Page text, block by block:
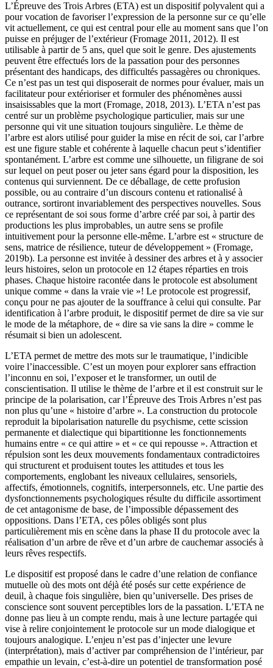
L’Épreuve des Trois Arbres (ETA) est un dispositif polyvalent qui a
pour vocation de favoriser l’expression de la personne sur ce qu’elle
vit actuellement, ce qui est central pour elle au moment sans que l’on
puisse en préjuger de l’extérieur (Fromage 2011, 2012). Il est
utilisable à partir de 5 ans, quel que soit le genre. Des ajustements
peuvent être effectués lors de la passation pour des personnes
présentant des handicaps, des difficultés passagères ou chroniques.
Ce n’est pas un test qui disposerait de normes pour évaluer, mais un
facilitateur pour extérioriser et formuler des phénomènes aussi
insaisissables que la mort (Fromage, 2018, 2013). L’ETA n’est pas
centré sur un problème psychologique particulier, mais sur une
personne qui vit une situation toujours singulière. Le thème de
l’arbre est alors utilisé pour guider la mise en récit de soi, car l’arbre
est une figure stable et cohérente à laquelle chacun peut s’identifier
spontanément. L’arbre est comme une silhouette, un filigrane de soi
sur lequel on peut poser ou jeter sans égard pour la disposition, les
contenus qui surviennent. De ce déballage, de cette profusion
possible, ou au contraire d’un discours contenu et rationalisé à
outrance, sortiront invariablement des perspectives nouvelles. Sous
ce représentant de soi sous forme d’arbre créé par soi, à partir des
productions les plus improbables, un autre sens se profile
intuitivement pour la personne elle-même. L’arbre est « structure de
sens, matrice de résilience, tuteur de développement » (Fromage,
2019b). La personne est invitée à dessiner des arbres et à y associer
leurs histoires, selon un protocole en 12 étapes réparties en trois
phases. Chaque histoire racontée dans le protocole est absolument
unique comme « dans la vraie vie »! Le protocole est progressif,
conçu pour ne pas ajouter de la souffrance à celui qui consulte. Par
identification à l’arbre produit, le dispositif permet de dire sa vie sur
le mode de la métaphore, de « dire sa vie sans la dire » comme le
résumait si bien un adolescent.
L’ETA permet de mettre des mots sur le traumatique, l’indicible
voire l’inaccessible. C’est un moyen pour explorer sans effraction
l’inconnu en soi, l’exposer et le transformer, un outil de
conscientisation. Il utilise le thème de l’arbre et il est construit sur le
principe de la polarisation, car l’Épreuve des Trois Arbres n’est pas
non plus qu’une « histoire d’arbre ». La construction du protocole
reproduit la bipolarisation naturelle du psychisme, cette scission
permanente et dialectique qui bipartitionne les fonctionnements
humains entre « ce qui attire » et « ce qui repousse ». Attraction et
répulsion sont les deux mouvements fondamentaux contradictoires
qui structurent et produisent toutes les attitudes et tous les
comportements, englobant les niveaux cellulaires, sensoriels,
affectifs, émotionnels, cognitifs, interpersonnels, etc. Une partie des
dysfonctionnements psychologiques résulte du difficile assortiment
de cet antagonisme de base, de l’impossible dépassement des
oppositions. Dans l’ETA, ces pôles obligés sont plus
particulièrement mis en scène dans la phase II du protocole avec la
réalisation d’un arbre de rêve et d’un arbre de cauchemar associés à
leurs rêves respectifs.
Le dispositif est proposé dans le cadre d’une relation de confiance
mutuelle où des mots ont déjà été posés sur cette expérience de
deuil, à chaque fois singulière, bien qu’universelle. Des prises de
conscience sont souvent perceptibles lors de la passation. L’ETA ne
donne pas lieu à un compte rendu, mais à une lecture partagée qui
vise à relire conjointement le protocole sur un mode dialogique et
toujours analogique. L’enjeu n’est pas d’injecter une levure
(interprétation), mais d’activer par compréhension de l’intérieur, par
empathie un levain, c’est-à-dire un potentiel de transformation posé